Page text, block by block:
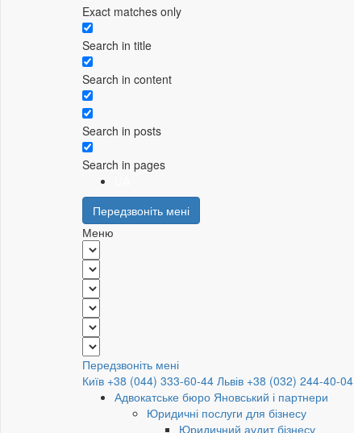
Exact matches only
Search in title
Search in content
Search in posts
Search in pages
Передзвоніть мені
Меню
Передзвоніть мені
Київ +38 (044) 333-60-44 Львів +38 (032) 244-40-04
Адвокатське бюро Яновський і партнери
Юридичні послуги для бізнесу
Юридичний аудит бізнесу